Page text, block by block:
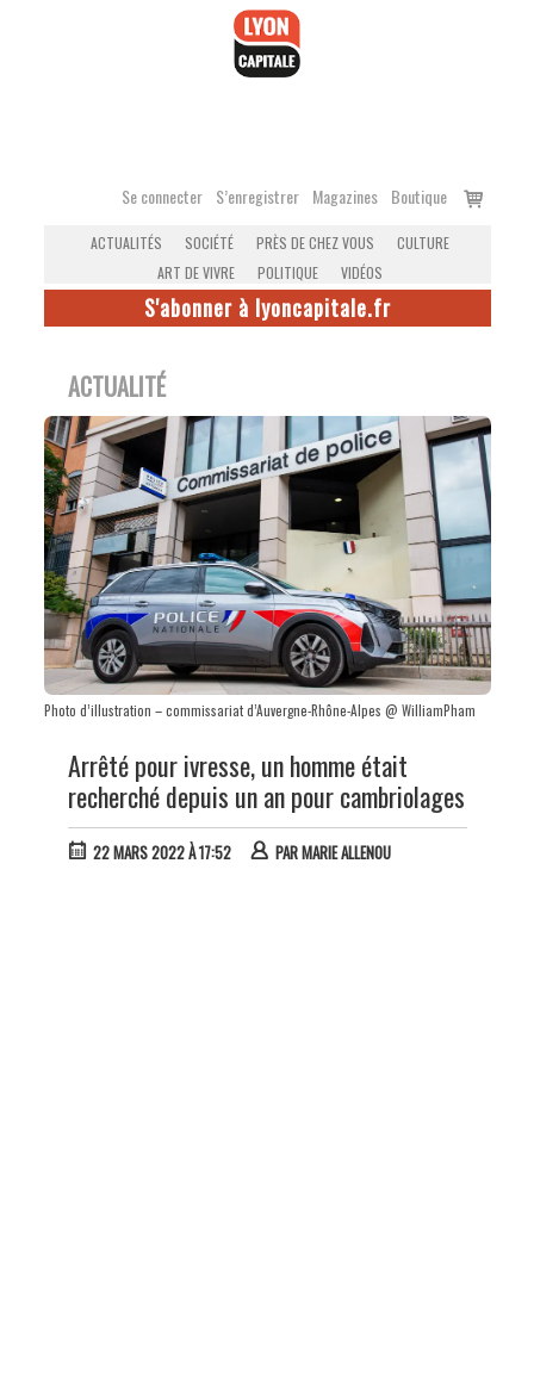
Se connecter S’enregistrer Magazines Boutique
Voir
ACTUALITÉS SOCIÉTÉ PRÈS DE CHEZ VOUS
CULTURE
ART DE VIVRE
POLITIQUE VIDÉOS
S'abonner à lyoncapitale.fr
ACTUALITÉ
Photo d’illustration – commissariat d’Auvergne-Rhône-Alpes @ WilliamPham
Arrêté pour ivresse, un homme était
recherché depuis un an pour cambriolages
22 MARS 2022 À 17:52 PARMARIE ALLENOU